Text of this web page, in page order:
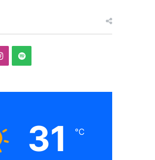
Instagram
Spotify
31 ℃